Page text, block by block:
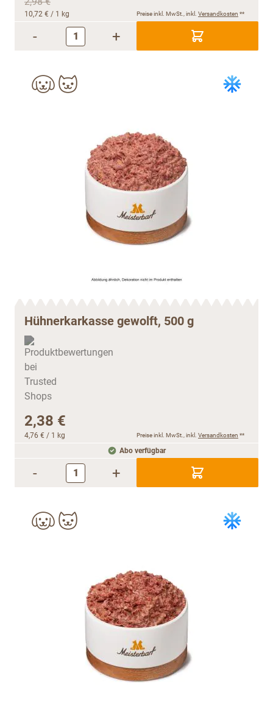
10,72 € / 1 kg Preise inkl. MwSt., inkl. Versandkosten **
- +
Hühnerkarkasse gewolft, 500 g
2,38 €
4,76 € / 1 kg Preise inkl. MwSt., inkl. Versandkosten **
Abo verfügbar
- +